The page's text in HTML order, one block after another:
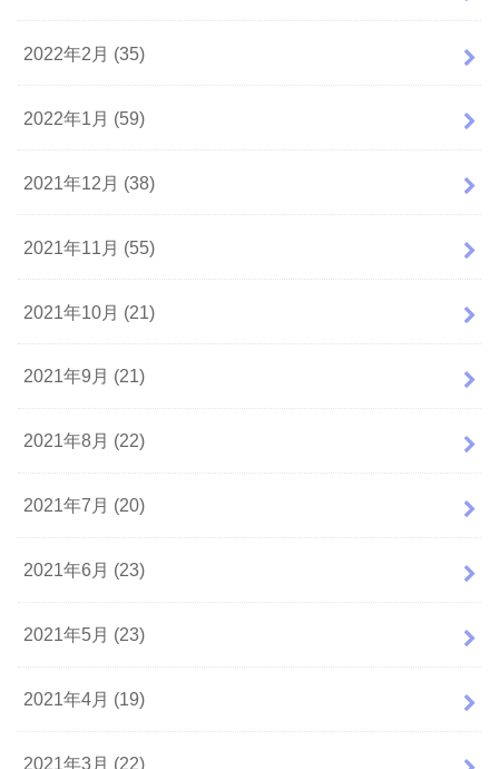
2022年2月 (35)
2022年1月 (59)
2021年12月 (38)
2021年11月 (55)
2021年10月 (21)
2021年9月 (21)
2021年8月 (22)
2021年7月 (20)
2021年6月 (23)
2021年5月 (23)
2021年4月 (19)
2021年3月 (22)